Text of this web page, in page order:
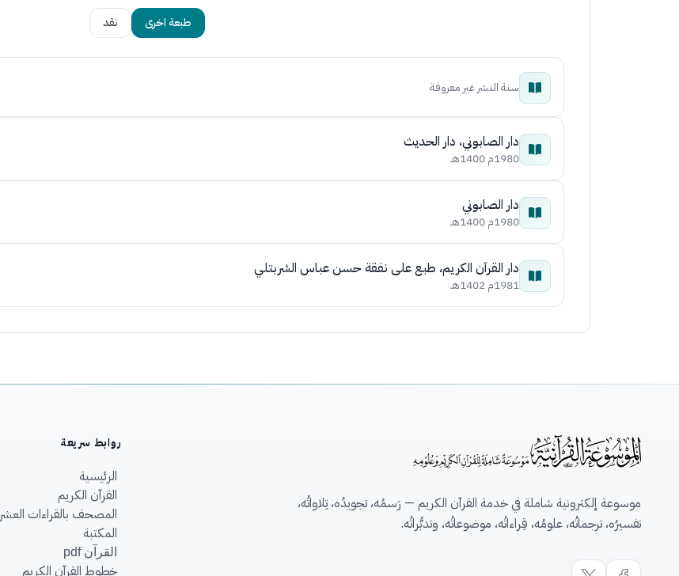
طبعة اخرى نقد
سنة النشر غير معروفة
دار الصابوني، دار الحديث
1980م 1400هـ
دار الصابوني
1980م 1400هـ
دار القرآن الكريم، طبع على نفقة حسن عباس الشربتلي
1981م 1402هـ
موسوعة إلكترونية شاملة في خدمة القرآن الكريم — رَسمُه، تجويدُه، تِلاواتُه،
تفسيرُه، ترجماتُه، علومُه، قِراءاتُه، موضوعاتُه، وتدبُّراتُه.
روابط سريعة
الرئيسية
القرآن الكريم
المصحف بالقراءات العشر
المكتبة
القرآن pdf
خطوط القرآن الكريم